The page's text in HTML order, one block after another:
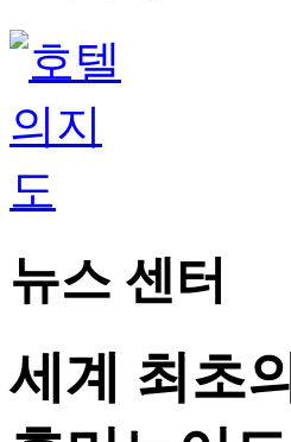
뉴스 센터
세계 최초